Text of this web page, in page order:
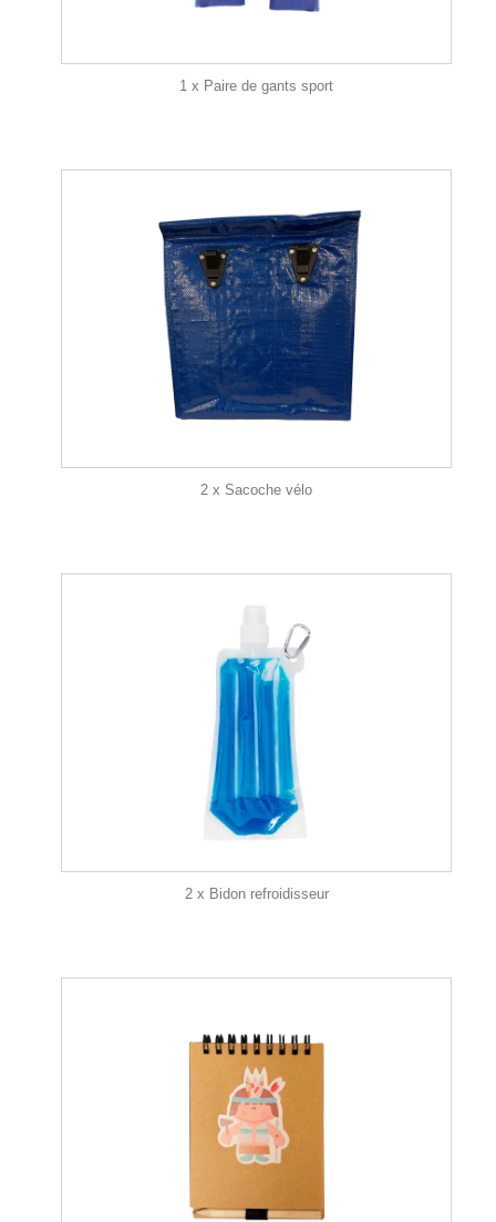
1 x Paire de gants sport
2 x Sacoche vélo
2 x Bidon refroidisseur